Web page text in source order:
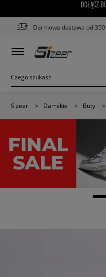
DOŁĄCZ
Darmowa dostawa od 350
Sizeer > Damskie > Buty >